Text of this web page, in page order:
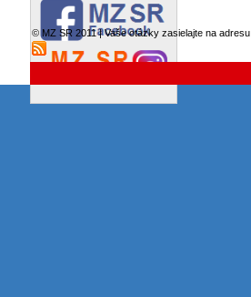
© MZ SR 2011 | Vaše otázky zasielajte na adresu